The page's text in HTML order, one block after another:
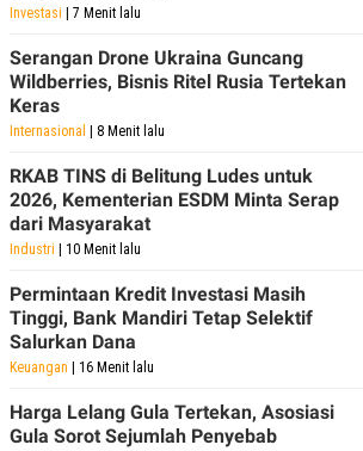
Investasi | 7 Menit lalu
Serangan Drone Ukraina Guncang
Wildberries, Bisnis Ritel Rusia Tertekan
Keras
Internasional | 8 Menit lalu
RKAB TINS di Belitung Ludes untuk
2026, Kementerian ESDM Minta Serap
dari Masyarakat
Industri | 10 Menit lalu
Permintaan Kredit Investasi Masih
Tinggi, Bank Mandiri Tetap Selektif
Salurkan Dana
Keuangan | 16 Menit lalu
Harga Lelang Gula Tertekan, Asosiasi
Gula Sorot Sejumlah Penyebab